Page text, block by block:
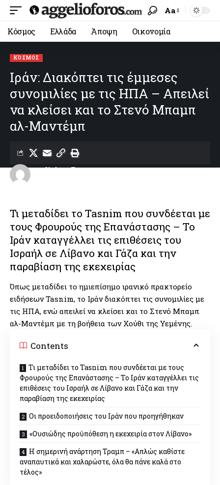
Aa
Κόσμος Ελλάδα Άποψη Οικονομία
ΚΌΣΜΟΣ
Ιράν: Διακόπτει τις έμμεσες
συνομιλίες με τις ΗΠΑ – Απειλεί
να κλείσει και το Στενό Μπαμπ
αλ-Μαντέμπ
Last updated: 01/06/2026 17:40
aggelioforos
Τι μεταδίδει το Tasnim που συνδέεται με
τους Φρουρούς της Επανάστασης – Το
Ιράν καταγγέλλει τις επιθέσεις του
Ισραήλ σε Λίβανο και Γάζα και την
παραβίαση της εκεχειρίας
Όπως μεταδίδει το ημιεπίσημο ιρανικό πρακτορείο
ειδήσεων Tasnim, το Ιράν διακόπτει τις συνομιλίες με
τις ΗΠΑ, ενώ απειλεί να κλείσει και το Στενό Μπαμπ
αλ-Μαντέμπ με τη βοήθεια των Χούθι της Υεμένης.
Contents
Τι μεταδίδει το Tasnim που συνδέεται με τους
Φρουρούς της Επανάστασης – Το Ιράν καταγγέλλει τις
επιθέσεις του Ισραήλ σε Λίβανο και Γάζα και την
παραβίαση της εκεχειρίας
Οι προειδοποιήσεις του Ιράν που προηγήθηκαν
«Ουσιώδης προϋπόθεση η εκεχειρία στον Λίβανο»
Η σημερινή ανάρτηση Τραμπ – «Απλώς καθίστε
αναπαυτικά και χαλαρώστε, όλα θα πάνε καλά στο
τέλος»